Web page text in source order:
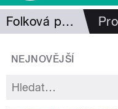
Folková pohlazení
NEJNOVĚJŠÍ